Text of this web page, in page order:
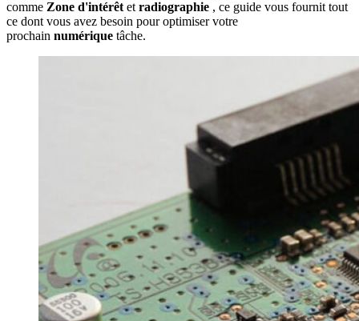
comme Zone d'intérêt et radiographie , ce guide vous fournit tout
ce dont vous avez besoin pour optimiser votre
prochain numérique tâche.